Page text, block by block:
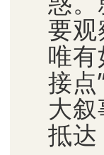
要
唯
接点
大
抵